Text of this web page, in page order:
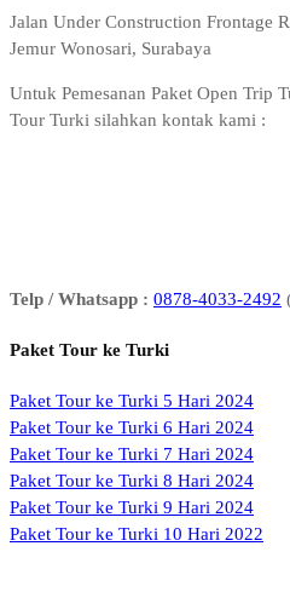
Jalan Under Construction Frontage
Jemur Wonosari, Surabaya
Untuk Pemesanan Paket Open Trip
Tour Turki silahkan kontak kami :
Telp / Whatsapp : 0878-4033-2492
Paket Tour ke Turki
Paket Tour ke Turki 5 Hari 2024
Paket Tour ke Turki 6 Hari 2024
Paket Tour ke Turki 7 Hari 2024
Paket Tour ke Turki 8 Hari 2024
Paket Tour ke Turki 9 Hari 2024
Paket Tour ke Turki 10 Hari 2022